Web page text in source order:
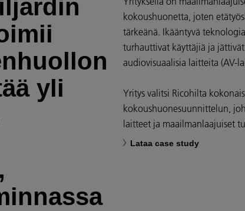
yli
kokoushuonetta, joten
tärkeänä. Ikääntyvä
turhauttivat käyttäjiä ja
audiovisuaalisia laitteita (AV-
Yritys valitsi Ricohilta
kokoushuonesuunnittelun,
laitteet ja maailmanlaajuiset
Lataa case study